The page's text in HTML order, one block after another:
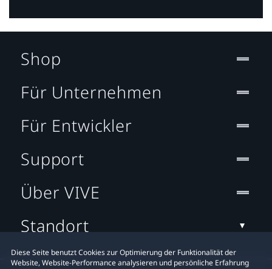
Diese Seite benutzt Cookies zur Optimierung der Funktionalität der
Website, Website-Performance analysieren und persönliche Erfahrung
Shop
Für Unternehmen
Für Entwickler
Support
Über VIVE
Standort